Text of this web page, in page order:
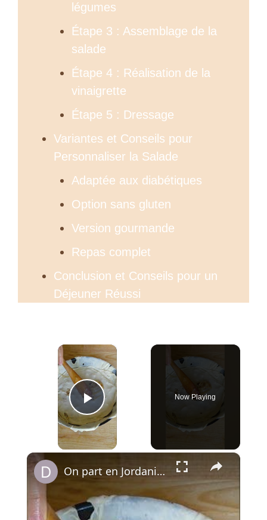
légumes
Étape 3 : Assemblage de la
salade
Étape 4 : Réalisation de la
vinaigrette
Étape 5 : Dressage
Variantes et Conseils pour
Personnaliser la Salade
Adaptée aux diabétiques
Option sans gluten
Version gourmande
Repas complet
Conclusion et Conseils pour un
Déjeuner Réussi
×
Play Video
Now Playing
×
On part en Jordanie avec El Makmoura, un grand plat de fête en couches de pâte maison